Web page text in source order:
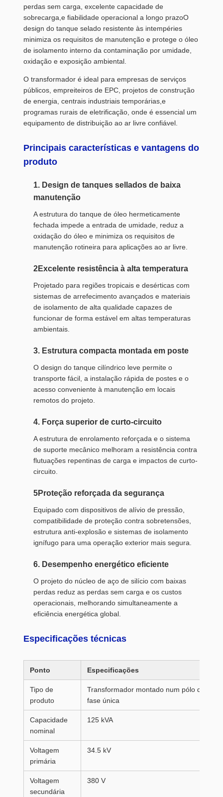
perdas sem carga, excelente capacidade de
sobrecarga,e fiabilidade operacional a longo prazoO
design do tanque selado resistente às intempéries
minimiza os requisitos de manutenção e protege o óleo
de isolamento interno da contaminação por umidade,
oxidação e exposição ambiental.
O transformador é ideal para empresas de serviços
públicos, empreiteiros de EPC, projetos de construção
de energia, centrais industriais temporárias,e
programas rurais de eletrificação, onde é essencial um
equipamento de distribuição ao ar livre confiável.
Principais características e vantagens do
produto
1. Design de tanques sellados de baixa
manutenção
A estrutura do tanque de óleo hermeticamente
fechada impede a entrada de umidade, reduz a
oxidação do óleo e minimiza os requisitos de
manutenção rotineira para aplicações ao ar livre.
2Excelente resistência à alta temperatura
Projetado para regiões tropicais e desérticas com
sistemas de arrefecimento avançados e materiais
de isolamento de alta qualidade capazes de
funcionar de forma estável em altas temperaturas
ambientais.
3. Estrutura compacta montada em poste
O design do tanque cilíndrico leve permite o
transporte fácil, a instalação rápida de postes e o
acesso conveniente à manutenção em locais
remotos do projeto.
4. Força superior de curto-circuito
A estrutura de enrolamento reforçada e o sistema
de suporte mecânico melhoram a resistência contra
flutuações repentinas de carga e impactos de curto-
circuito.
5Proteção reforçada da segurança
Equipado com dispositivos de alívio de pressão,
compatibilidade de proteção contra sobretensões,
estrutura anti-explosão e sistemas de isolamento
ignífugo para uma operação exterior mais segura.
6. Desempenho energético eficiente
O projeto do núcleo de aço de silício com baixas
perdas reduz as perdas sem carga e os custos
operacionais, melhorando simultaneamente a
eficiência energética global.
Especificações técnicas
Ponto Especificações
Tipo de
produto
Transformador montado num pólo de
fase única
Capacidade
nominal
125 kVA
Voltagem
primária
34.5 kV
Voltagem
secundária
380 V